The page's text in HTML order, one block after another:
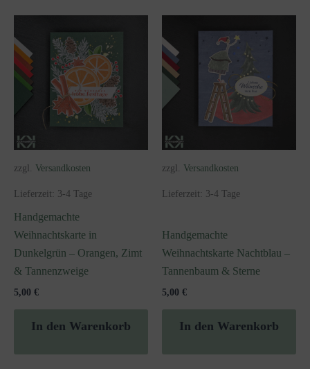
zzgl. Versandkosten
Lieferzeit: 3-4 Tage
Handgemachte
Weihnachtskarte in
Dunkelgrün – Orangen, Zimt
& Tannenzweige
5,00 €
In den Warenkorb
zzgl. Versandkosten
Lieferzeit: 3-4 Tage
Handgemachte
Weihnachtskarte Nachtblau –
Tannenbaum & Sterne
5,00 €
In den Warenkorb